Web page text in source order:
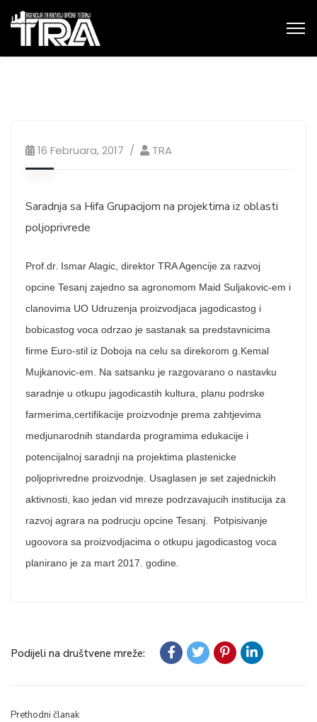
16 Februara, 2017 TRA
Saradnja sa Hifa Grupacijom na projektima iz oblasti
poljoprivrede
Prof.dr. Ismar Alagic, direktor TRA Agencije za razvoj
opcine Tesanj zajedno sa agronomom Maid Suljakovic-em i
clanovima UO Udruzenja proizvodjaca jagodicastog i
bobicastog voca odrzao je sastanak sa predstavnicima
firme Euro-stil iz Doboja na celu sa direkorom g.Kemal
Mujkanovic-em. Na satsanku je razgovarano o nastavku
saradnje u otkupu jagodicastih kultura, planu podrske
farmerima,certifikacije proizvodnje prema zahtjevima
medjunarodnih standarda programima edukacije i
potencijalnoj saradnji na projektima plastenicke
poljoprivredne proizvodnje. Usaglasen je set zajednickih
aktivnosti, kao jedan vid mreze podrzavajucih institucija za
razvoj agrara na podrucju opcine Tesanj. Potpisivanje
ugoovora sa proizvodjacima o otkupu jagodicastog voca
planirano je za mart 2017. godine.
Podijeli na društvene mreže:
Prethodni članak